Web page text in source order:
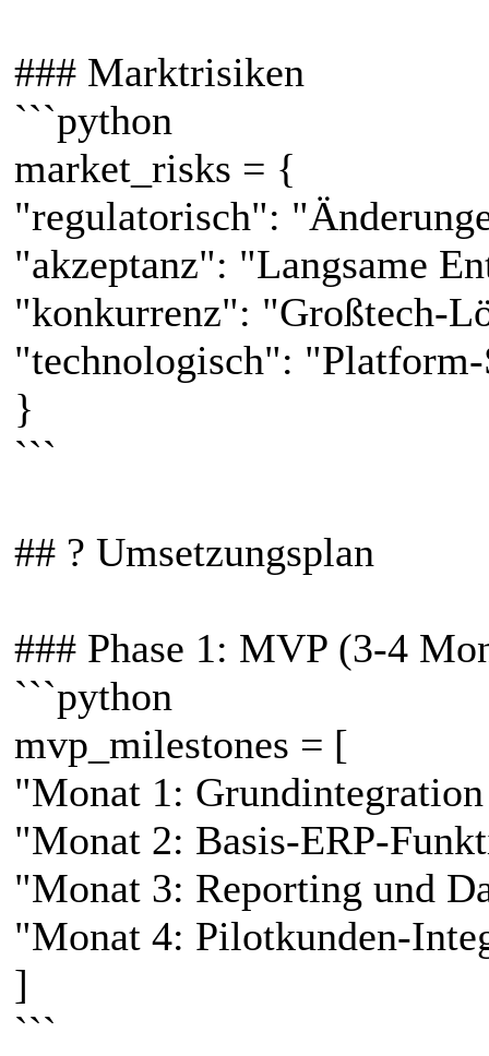
### Marktrisiken
```python
market_risks = {
"regulatorisch":
"akzeptanz": "Langsame
"konkurrenz": "Großtech-
"technologisch":
}
```
## ? Umsetzungsplan
### Phase 1: MVP (3-4
```python
mvp_milestones = [
"Monat 1:
"Monat 2: Basis-ERP-
"Monat 3: Reporting und
"Monat 4: Pilotkunden-
]
```